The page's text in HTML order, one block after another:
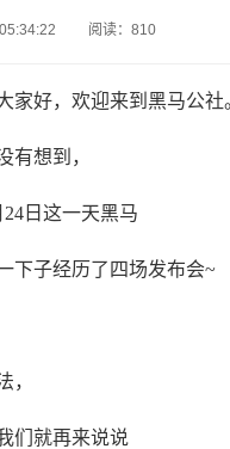
阅读：810
家好，欢迎来到黑马公社
有想到，
24日这一天黑马
下子经历了四场发布会~
，
们就再来说说